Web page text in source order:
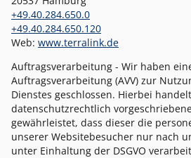
+49.40.284.650.0
+49.40.284.650.120
Web: www.terralink.de
Auftragsverarbeitung - Wir haben
Auftragsverarbeitung (AVV) zur
Dienstes geschlossen. Hierbei
datenschutzrechtlich
gewährleistet, dass dieser die
unserer Websitebesucher nur nach
unter Einhaltung der DSGVO